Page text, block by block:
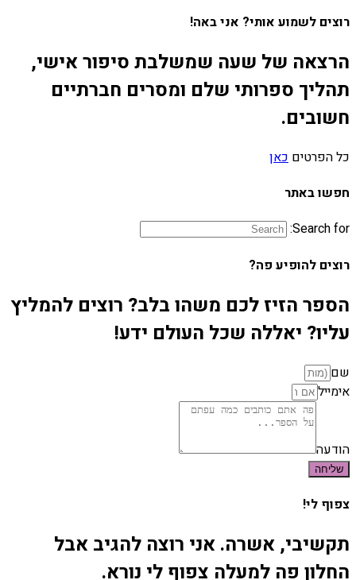
רוצים לשמוע אותי? אני באה!
הרצאה של שעה שמשלבת סיפור אישי,
תהליך ספרותי שלם ומסרים חברתיים
חשובים.
כל הפרטים כאן
חפשו באתר
Search for:
רוצים להופיע פה?
הספר הזיז לכם משהו בלב? רוצים להמליץ
עליו? יאללה שכל העולם ידע!
שם
אימייל
הודעה
שליחה
צפוף לי!
תקשיבי, אשרה. אני רוצה להגיב אבל
החלון פה למעלה צפוף לי נורא.